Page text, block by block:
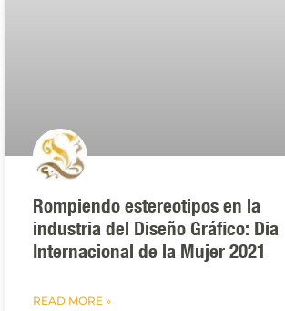
Rompiendo estereotipos en la
industria del Diseño Gráfico: Dia
Internacional de la Mujer 2021
READ MORE »